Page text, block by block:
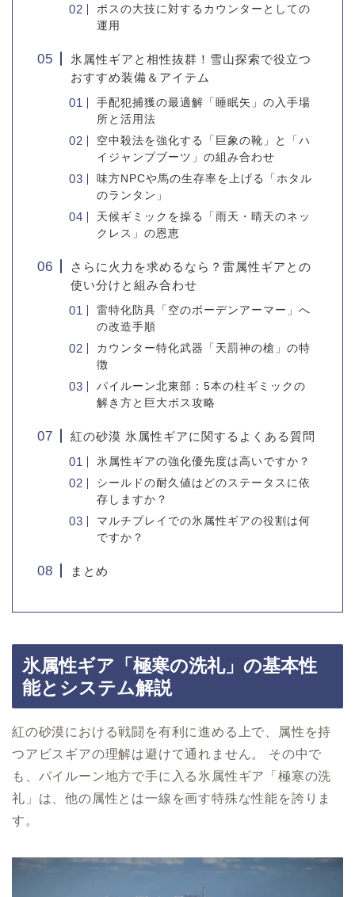
ボスの大技に対するカウンターとしての
運用
氷属性ギアと相性抜群！雪山探索で役立つ
おすすめ装備＆アイテム
手配犯捕獲の最適解「睡眠矢」の入手場
所と活用法
空中殺法を強化する「巨象の靴」と「ハ
イジャンプブーツ」の組み合わせ
味方NPCや馬の生存率を上げる「ホタル
のランタン」
天候ギミックを操る「雨天・晴天のネッ
クレス」の恩恵
さらに火力を求めるなら？雷属性ギアとの
使い分けと組み合わせ
雷特化防具「空のボーデンアーマー」へ
の改造手順
カウンター特化武器「天罰神の槍」の特
徴
パイルーン北東部：5本の柱ギミックの
解き方と巨大ボス攻略
紅の砂漠 氷属性ギアに関するよくある質問
氷属性ギアの強化優先度は高いですか？
シールドの耐久値はどのステータスに依
存しますか？
マルチプレイでの氷属性ギアの役割は何
ですか？
まとめ
氷属性ギア「極寒の洗礼」の基本性
能とシステム解説
紅の砂漠における戦闘を有利に進める上で、属性を持
つアビスギアの理解は避けて通れません。 その中で
も、パイルーン地方で手に入る氷属性ギア「極寒の洗
礼」は、他の属性とは一線を画す特殊な性能を誇りま
す。